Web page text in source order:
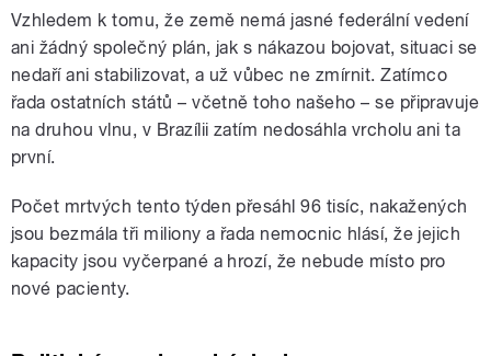
Vzhledem k tomu, že země nemá jasné federální vedení
ani žádný společný plán, jak s nákazou bojovat, situaci se
nedaří ani stabilizovat, a už vůbec ne zmírnit. Zatímco
řada ostatních států – včetně toho našeho – se připravuje
na druhou vlnu, v Brazílii zatím nedosáhla vrcholu ani ta
první.
Počet mrtvých tento týden přesáhl 96 tisíc, nakažených
jsou bezmála tři miliony a řada nemocnic hlásí, že jejich
kapacity jsou vyčerpané a hrozí, že nebude místo pro
nové pacienty.